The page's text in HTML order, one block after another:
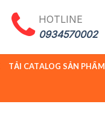
HOTLINE
0934570002
TẢI CATALOG SẢN PHẨM